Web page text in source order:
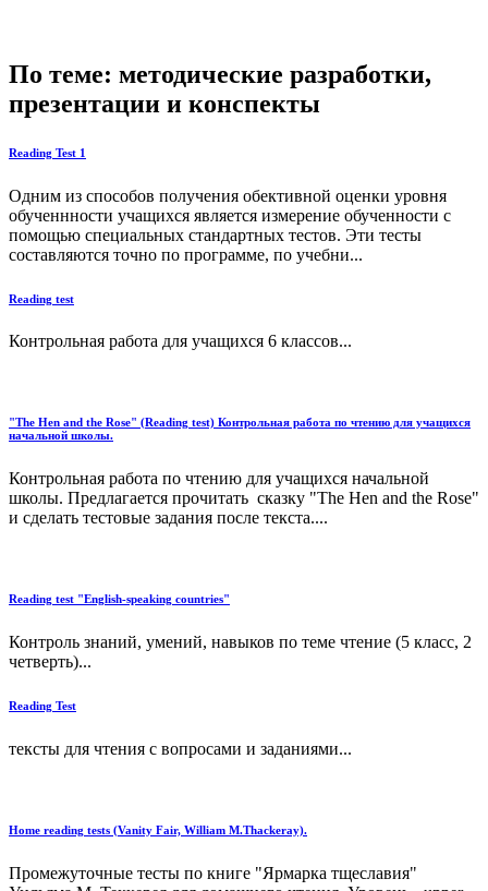
По теме: методические разработки,
презентации и конспекты
Reading Test 1
Одним из способов получения обективной оценки уровня
обученнности учащихся является измерение обученности с
помощью специальных стандартных тестов. Эти тесты
составляются точно по программе, по учебни...
Reading test
Контрольная работа для учащихся 6 классов...
"The Hen and the Rose" (Reading test) Контрольная работа по чтению для учащихся
начальной школы.
Контрольная работа по чтению для учащихся начальной
школы. Предлагается прочитать сказку "The Hen and the Rose"
и сделать тестовые задания после текста....
Reading test "English-speaking countries"
Контроль знаний, умений, навыков по теме чтение (5 класс, 2
четверть)...
Reading Test
тексты для чтения с вопросами и заданиями...
Home reading tests (Vanity Fair, William M.Thackeray).
Промежуточные тесты по книге "Ярмарка тщеславия"